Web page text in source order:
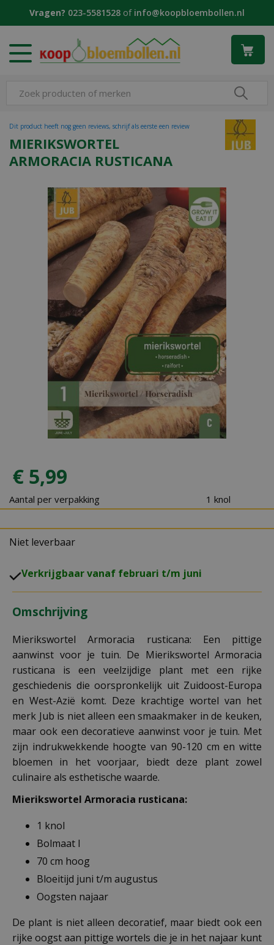
Vragen? 023-5581528 of info@koopbloembollen.nl
MIERIKSWORTEL
ARMORACIA RUSTICANA
Dit product heeft nog geen reviews, schrijf als eerste een review
€ 5,99
Aantal per verpakking 1 knol
Niet leverbaar
Verkrijgbaar vanaf februari t/m juni
Omschrijving
Mierikswortel Armoracia rusticana: Een pittige
aanwinst voor je tuin. De Mierikswortel Armoracia
rusticana is een veelzijdige plant met een rijke
geschiedenis die oorspronkelijk uit Zuidoost-Europa
en West-Azië komt. Deze krachtige wortel van het
merk Jub is niet alleen een smaakmaker in de keuken,
maar ook een decoratieve aanwinst voor je tuin. Met
zijn indrukwekkende hoogte van 90-120 cm en witte
bloemen in het voorjaar, biedt deze plant zowel
culinaire als esthetische waarde.
Mierikswortel Armoracia rusticana:
1 knol
Bolmaat I
70 cm hoog
Bloeitijd juni t/m augustus
Oogsten najaar
De plant is niet alleen decoratief, maar biedt ook een
rijke oogst aan pittige wortels die je in het najaar kunt